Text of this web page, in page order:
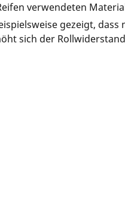
verwendeten
gezeigt,
sich der